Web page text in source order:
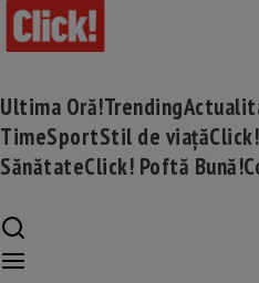
Ultima Oră!Trending
TimeSportStil de viață
SănătateClick! Poftă Bună!